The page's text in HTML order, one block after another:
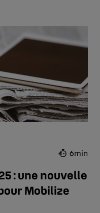
6min
: une nouvelle
Mobilize